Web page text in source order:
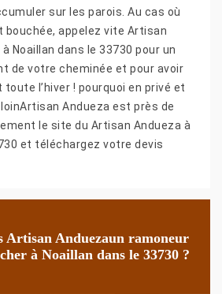
sur les parois. Au cas où
bouchée, appelez vite Artisan
Noaillan dans le 33730 pour un
de votre cheminée et pour avoir
l’hiver ! pourquoi en privé et
Andueza est près de
le site du Artisan Andueza à
et téléchargez votre devis
Artisan Anduezaun ramoneur
à Noaillan dans le 33730 ?